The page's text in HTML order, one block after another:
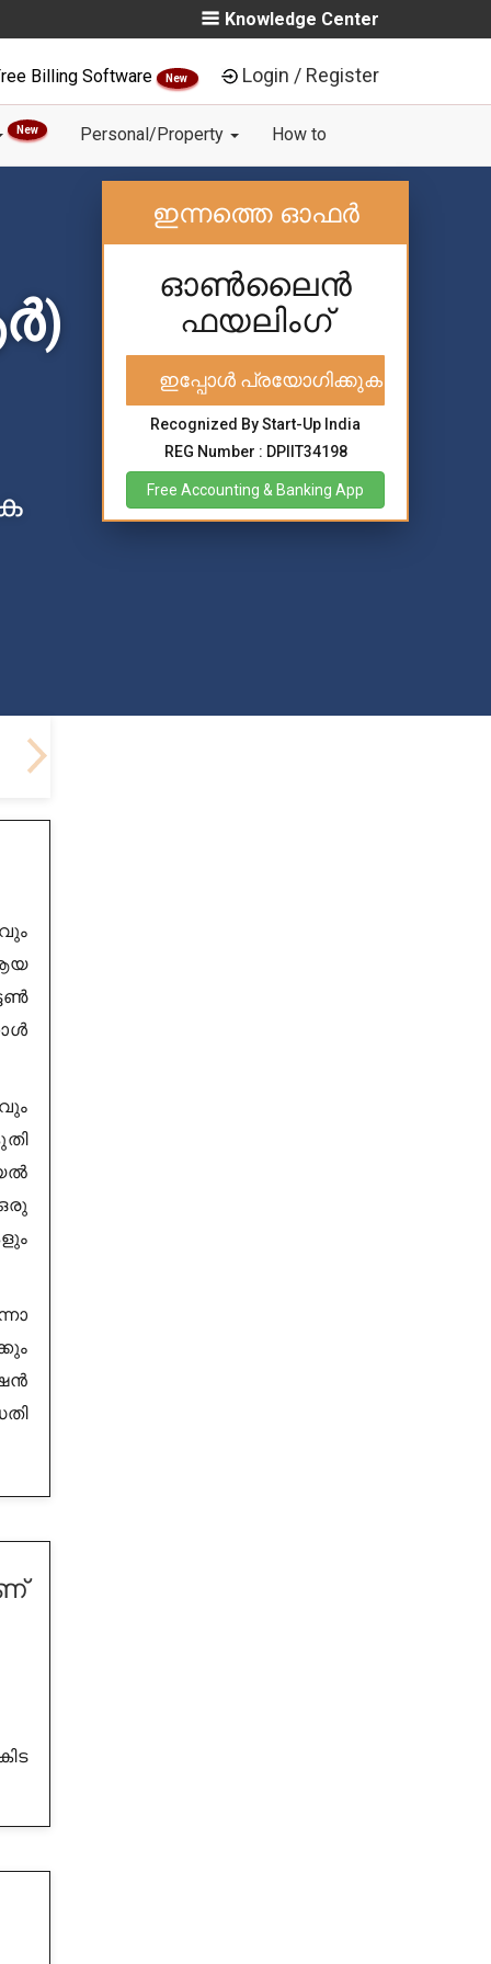
Knowledge Center
Billing Software New Login / Register
New Personal/Property How to
ഇന്നത്തെ ഓഫർ
ഓൺലൈൻ
ഫയലിംഗ്
ഇപ്പോൾ പ്രയോഗിക്കുക
Recognized By Start-Up India
REG Number : DPIIT34198
Free Accounting & Banking App